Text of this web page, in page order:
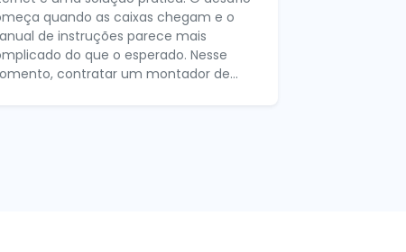
quando as caixas chegam e o
de instruções parece mais
do que o esperado. Nesse
contratar um montador de...